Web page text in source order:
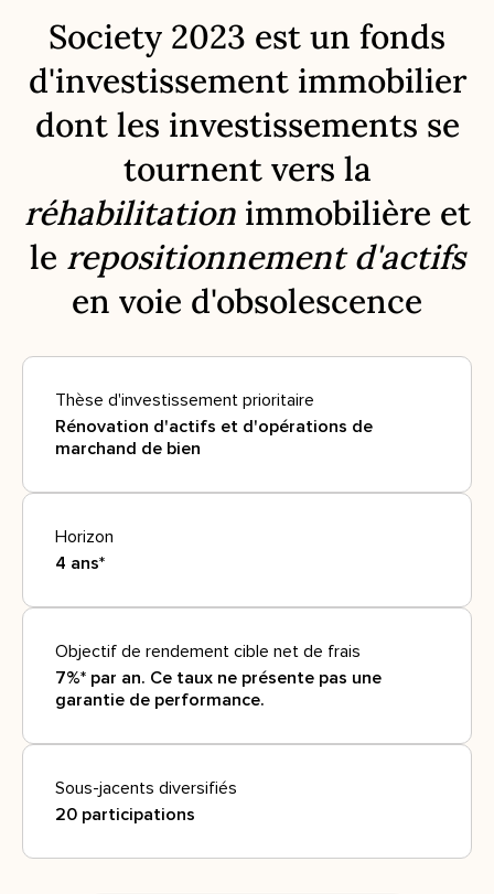
Society 2023 est un fonds
d'investissement immobilier
dont les investissements se
tournent vers la
réhabilitationimmobilière et
le repositionnement d'actifs
en voie d'obsolescence
Thèse d'investissement prioritaire
Rénovation d'actifs et d'opérations de
marchand de bien
Horizon
4 ans*
Objectif de rendement cible net de frais
7%* par an. Ce taux ne présente pas une
garantie de performance.
Sous-jacents diversifiés
20 participations